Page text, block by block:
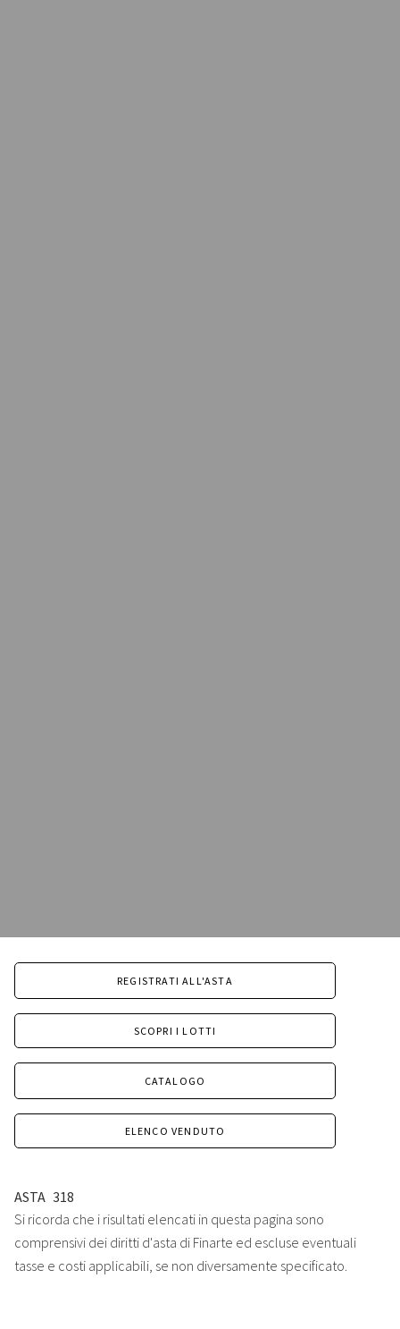
REGISTRATI ALL'ASTA
SCOPRI I LOTTI
CATALOGO
ELENCO VENDUTO
ASTA 318
Si ricorda che i risultati elencati in questa pagina sono
comprensivi dei diritti d'asta di Finarte ed escluse eventuali
tasse e costi applicabili, se non diversamente specificato.